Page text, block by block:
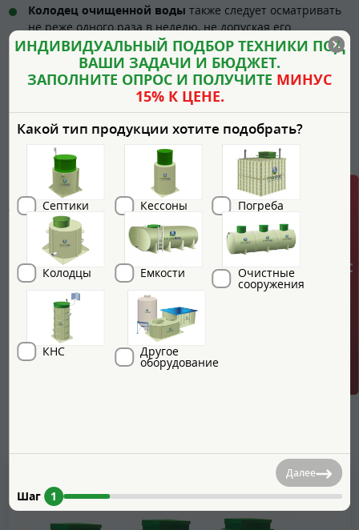
Колодец очищенной воды также следует осматривать
не реже одного раза в неделю, не допуская его
переполнения и засорения.
Выгрузка избыточного ила, осадка и мусора из установки
осуществляется из стабилизатора осадка и из приемной
камеры первичного отстойника. Объем откачки
составляет 70% общего объема указанных камер.
При наличии значительного количества мусора на
поверхности сточных вод его необходимо удалять по
мере обнаружения с помощью сачка или лопаты.
Во время каждого планового сервисного
обслуживания
следует производить смыв осадочных
отложений со стен станции очистки ГРИНЛОС БМ Пром
5000, включая стенки обслуживающих колодцев,
трубопроводов, воздуховодов, запорной и регулирующей
арматуры, а также всего оборудования комплекса.
Особое внимание необходимо уделить состоянию
камеры чистой воды: при наличии осадка на дне или
стенках камеры он должен быть полностью удален с
обязательной промывкой всех внутренних поверхностей
ГРИНЛОС + скидка = 1 мин!
ИНДИВИДУАЛЬНЫЙ ПОДБОР ТЕХНИКИ ПОД
ВАШИ ЗАДАЧИ И БЮДЖЕТ.
ЗАПОЛНИТЕ ОПРОС И ПОЛУЧИТЕ МИНУС
15% К ЦЕНЕ.
Какой тип продукции хотите подобрать?
Септики Кессоны Погреба
Колодцы Емкости Очистные
сооружения
КНС Другое
оборудование
Шаг 1
Далее